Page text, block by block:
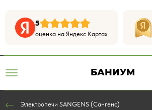
5
оценка на Яндекс Картах
БАНИУМ
Электропечи SANGENS (Сангенс)